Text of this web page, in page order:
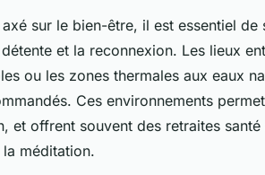
sur le bien-être, il est essentiel
et la reconnexion. Les lieux
ou les zones thermales aux eaux
Ces environnements
et offrent souvent des retraites
méditation.